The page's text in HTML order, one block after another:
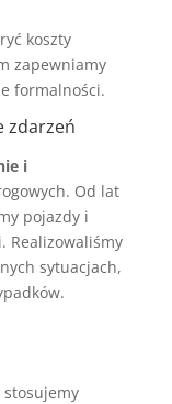
koszty
zapewniamy
formalności.
zdarzeń
i
Od lat
pojazdy i
Realizowaliśmy
sytuacjach,
stosujemy